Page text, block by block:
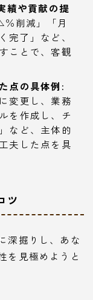
績や貢献の提
削減」「月
完了」など、
ことで、客観
点の具体例:
変更し、業務
を作成し、チ
など、主体的
夫した点を具
ツ
深掘りし、あな
を見極めようと